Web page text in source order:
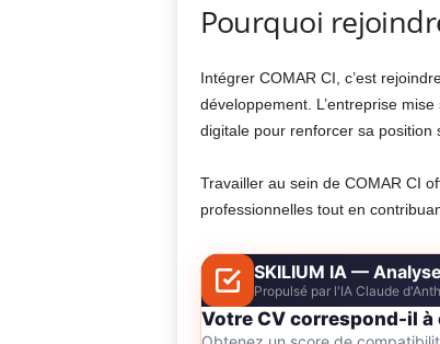
Pourquoi
Intégrer COMAR CI, c’est
développement. L’entreprise
digitale pour renforcer sa position
Travailler au sein de COMAR CI
professionnelles tout en
SKILIUM IA —
Propulsé par l'IA Claude
Votre CV correspond-il à